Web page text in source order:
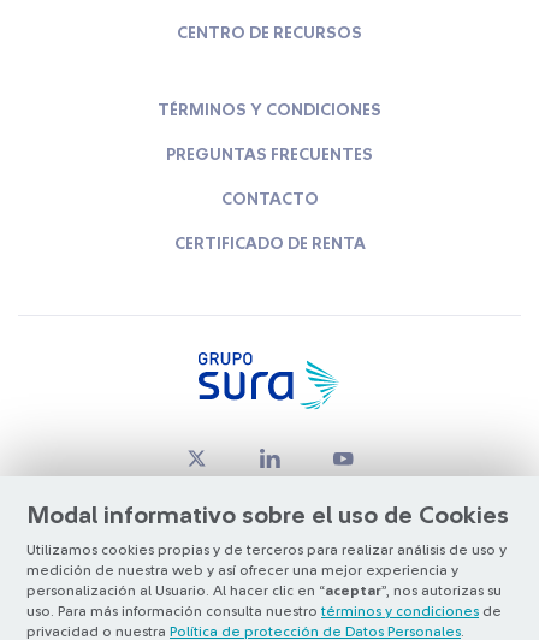
Modal informativo sobre el uso de Cookies
Utilizamos cookies propias y de terceros para realizar análisis de uso y
medición de nuestra web y así ofrecer una mejor experiencia y
personalización al Usuario. Al hacer clic en “aceptar”, nos autorizas su
uso. Para más información consulta nuestro términos y condiciones de
privacidad o nuestra Política de protección de Datos Personales
CENTRO DE RECURSOS
TÉRMINOS Y CONDICIONES
PREGUNTAS FRECUENTES
CONTACTO
CERTIFICADO DE RENTA
© Copyright Grupo SURA 2026